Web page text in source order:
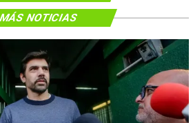
MÁS NOTICIAS